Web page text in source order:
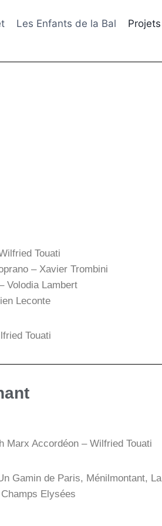
Les Enfants de la Bal Projets
Touati
– Xavier Trombini
Volodia Lambert
Leconte
Touati
Marx Accordéon – Wilfried Touati
Gamin de Paris, Ménilmontant, La
Elysées